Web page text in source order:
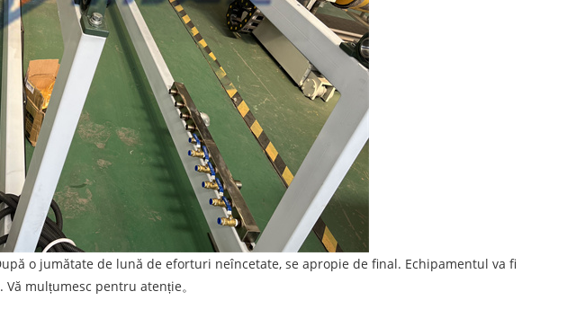
o jumătate de lună de eforturi neîncetate, se apropie de final. Echipamentul va fi
mulțumesc pentru atenție。